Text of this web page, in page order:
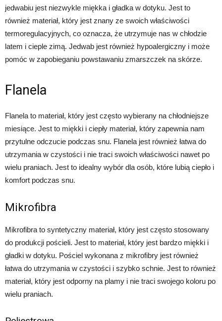
jedwabiu jest niezwykle miękka i gładka w dotyku. Jest to
również materiał, który jest znany ze swoich właściwości
termoregulacyjnych, co oznacza, że utrzymuje nas w chłodzie
latem i cieple zimą. Jedwab jest również hypoalergiczny i może
pomóc w zapobieganiu powstawaniu zmarszczek na skórze.
Flanela
Flanela to materiał, który jest często wybierany na chłodniejsze
miesiące. Jest to miękki i ciepły materiał, który zapewnia nam
przytulne odczucie podczas snu. Flanela jest również łatwa do
utrzymania w czystości i nie traci swoich właściwości nawet po
wielu praniach. Jest to idealny wybór dla osób, które lubią ciepło i
komfort podczas snu.
Mikrofibra
Mikrofibra to syntetyczny materiał, który jest często stosowany
do produkcji pościeli. Jest to materiał, który jest bardzo miękki i
gładki w dotyku. Pościel wykonana z mikrofibry jest również
łatwa do utrzymania w czystości i szybko schnie. Jest to również
materiał, który jest odporny na plamy i nie traci swojego koloru po
wielu praniach.